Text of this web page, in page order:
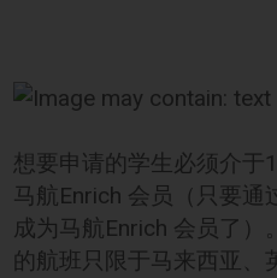
想要申请的学生必须介于
马航Enrich 会员（只要通
成为马航Enrich 会员了）
的航班只限于马来西亚、